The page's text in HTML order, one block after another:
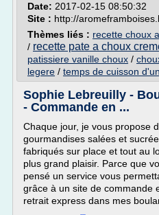
Date: 2017-02-15 08:50:32
Site : http://
Thèmes liés : recette choux
/ recette pate a choux
patissiere vanille choux /
legere / temps de cuisson
Sophie Lebreuilly -
- Commande en ...
Chaque jour, je vous propose
gourmandises salées et
fabriqués sur place et tout au
plus grand plaisir. Parce que
pensé un service vous
grâce à un site de commande
retrait express dans mes